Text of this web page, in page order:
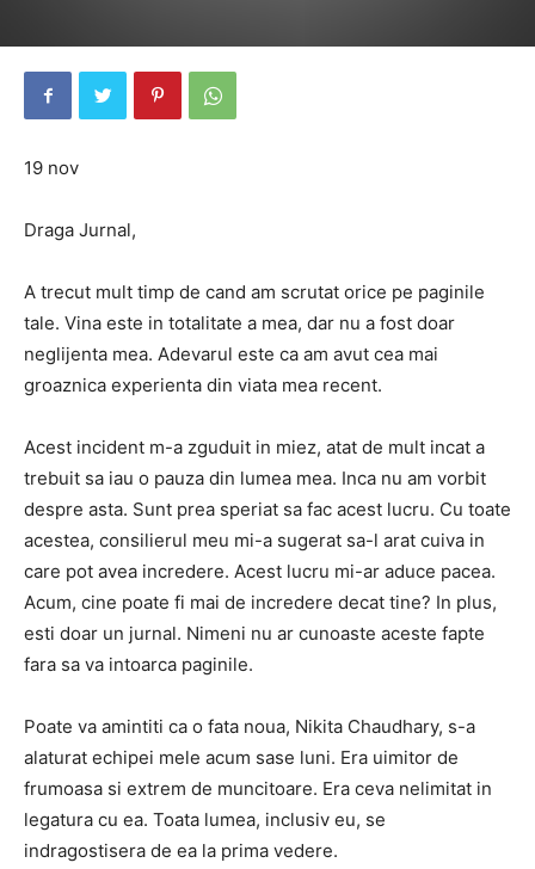
19 nov
Draga Jurnal,
A trecut mult timp de cand am scrutat orice pe paginile
tale. Vina este in totalitate a mea, dar nu a fost doar
neglijenta mea. Adevarul este ca am avut cea mai
groaznica experienta din viata mea recent.
Acest incident m-a zguduit in miez, atat de mult incat a
trebuit sa iau o pauza din lumea mea. Inca nu am vorbit
despre asta. Sunt prea speriat sa fac acest lucru. Cu toate
acestea, consilierul meu mi-a sugerat sa-l arat cuiva in
care pot avea incredere. Acest lucru mi-ar aduce pacea.
Acum, cine poate fi mai de incredere decat tine? In plus,
esti doar un jurnal. Nimeni nu ar cunoaste aceste fapte
fara sa va intoarca paginile.
Poate va amintiti ca o fata noua, Nikita Chaudhary, s-a
alaturat echipei mele acum sase luni. Era uimitor de
frumoasa si extrem de muncitoare. Era ceva nelimitat in
legatura cu ea. Toata lumea, inclusiv eu, se
indragostisera de ea la prima vedere.